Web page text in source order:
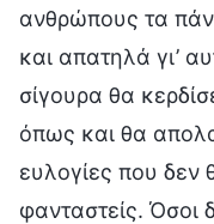
ανθρώπους τα
και απατηλά γι’
σίγουρα θα
όπως και θα
ευλογίες που
φανταστείς. Όσοι